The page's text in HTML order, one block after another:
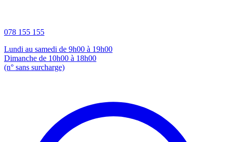
078 155 155
Lundi au samedi de 9h00 à 19h00
Dimanche de 10h00 à 18h00
(n° sans surcharge)